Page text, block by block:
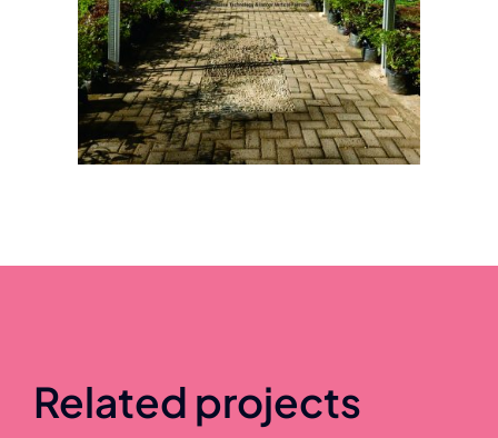
Related projects